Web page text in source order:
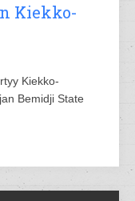
Kiekko-
Kiekko-
Bemidji State